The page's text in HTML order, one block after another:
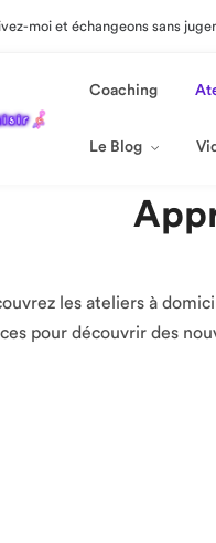
moi et échangeons sans
Coaching
Le Blog
les ateliers à
pour découvrir des